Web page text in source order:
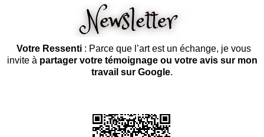
Votre Ressenti: Parce que l’art est un échange, je vous
invite à partager votre témoignage ou votre avis sur mon
travail sur Google.